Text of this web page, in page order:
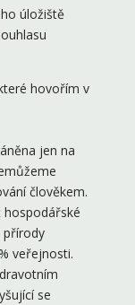
úložiště
hovořím v
jen na
člověkem.
přírody
veřejnosti.
se